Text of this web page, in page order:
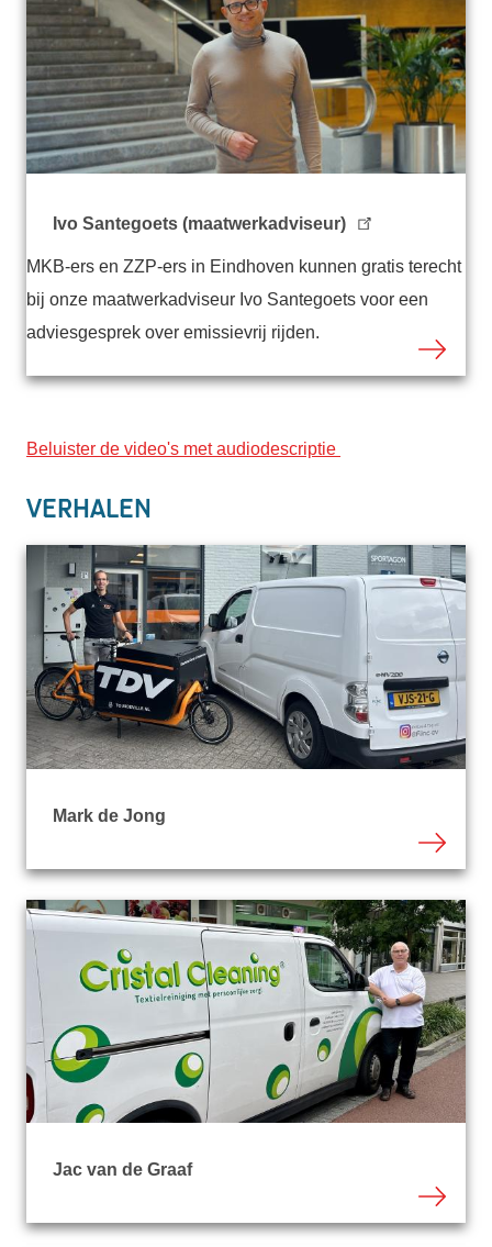
Ivo Santegoets (maatwerkadviseur)
MKB-ers en ZZP-ers in Eindhoven kunnen gratis terecht
bij onze maatwerkadviseur Ivo Santegoets voor een
adviesgesprek over emissievrij rijden.
Beluister de video's met audiodescriptie
Verhalen
Mark de Jong
Jac van de Graaf